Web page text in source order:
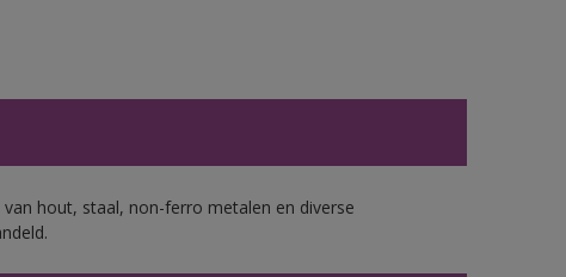
hout, staal, non-ferro metalen en diverse